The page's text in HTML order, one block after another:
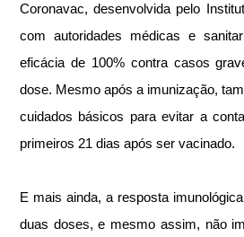
Coronavac, desenvolvida pelo
com autoridades médicas e
eficácia de 100% contra casos
dose. Mesmo após a imunização,
cuidados básicos para evitar a
primeiros 21 dias após ser vacinado.
E mais ainda, a resposta
duas doses, e mesmo assim, não